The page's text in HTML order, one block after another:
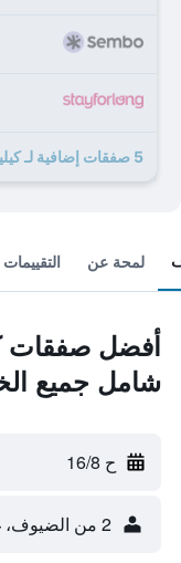
5 صفقات إضافية لـ كيليكيا بالاس جوينوك - شامل جميع الخدمات
لمحة عن التقييمات
أفضل صفقات
شامل جميع
ح 16/8
2 من الضيوف، غرفة واحدة